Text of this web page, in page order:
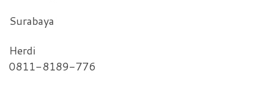
Surabaya
Herdi
0811-8189-776